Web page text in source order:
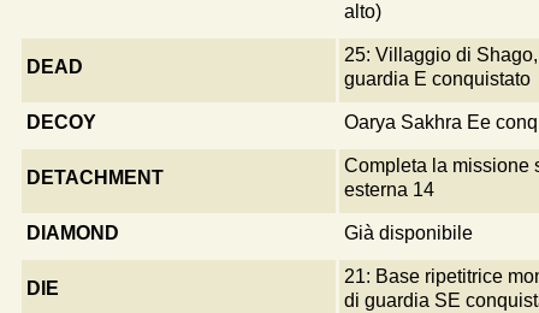
alto)
DEAD
25: Villaggio di
guardia E conquistato
DECOY Oarya Sakhra Ee
DETACHMENT
Completa la missione
esterna 14
DIAMOND Già disponibile
DIE
21: Base ripetitrice
di guardia SE